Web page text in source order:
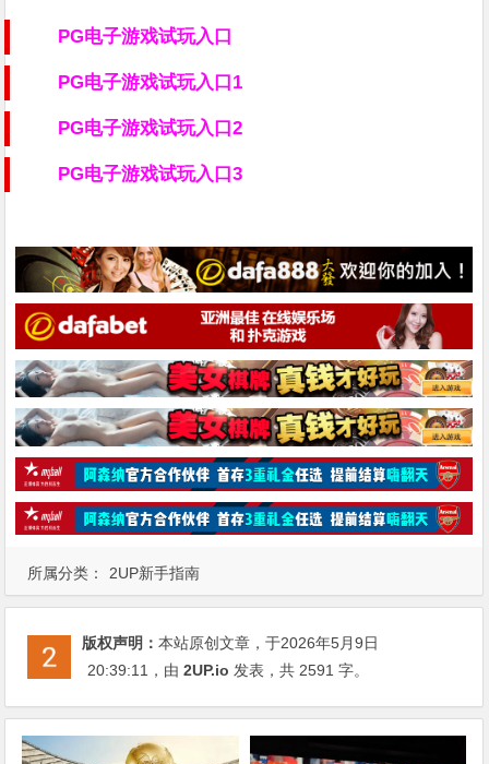
所属分类： 2UP新手指南
PG电子游戏试玩入口
PG电子游戏试玩入口1
PG电子游戏试玩入口2
PG电子游戏试玩入口3
版权声明：本站原创文章，于2026年5月9日
20:39:11 ，由2UP.io 发表，共 2591 字。